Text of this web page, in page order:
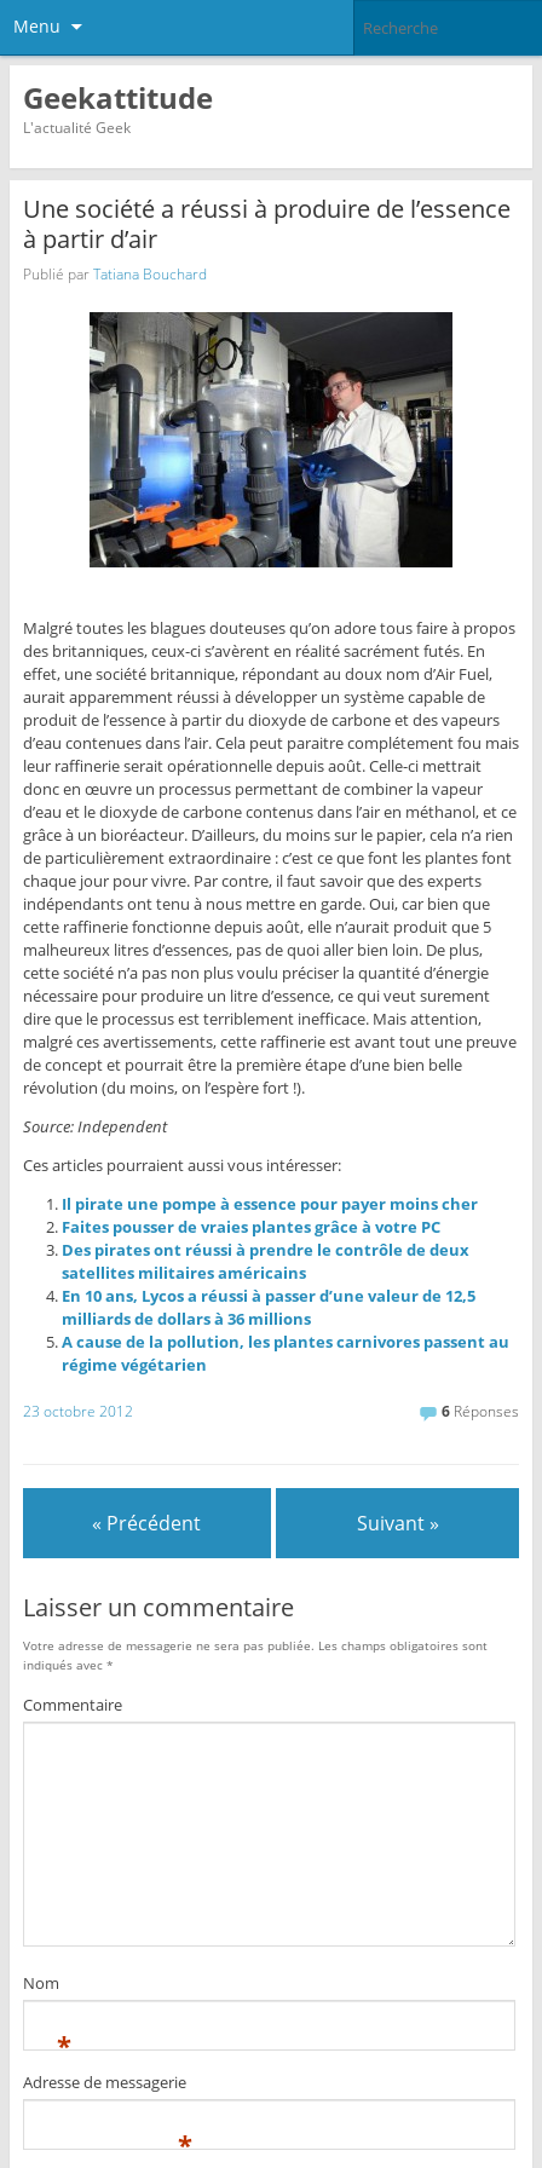
Menu
Geekattitude
L'actualité Geek
Une société a réussi à produire de l’essence
à partir d’air
Publié parTatiana Bouchard
Malgré toutes les blagues douteuses qu’on adore tous faire à propos
des britanniques, ceux-ci s’avèrent en réalité sacrément futés. En
effet, une société britannique, répondant au doux nom d’Air Fuel,
aurait apparemment réussi à développer un système capable de
produit de l’essence à partir du dioxyde de carbone et des vapeurs
d’eau contenues dans l’air. Cela peut paraitre complétement fou mais
leur raffinerie serait opérationnelle depuis août. Celle-ci mettrait
donc en œuvre un processus permettant de combiner la vapeur
d’eau et le dioxyde de carbone contenus dans l’air en méthanol, et ce
grâce à un bioréacteur. D’ailleurs, du moins sur le papier, cela n’a rien
de particulièrement extraordinaire : c’est ce que font les plantes font
chaque jour pour vivre. Par contre, il faut savoir que des experts
indépendants ont tenu à nous mettre en garde. Oui, car bien que
cette raffinerie fonctionne depuis août, elle n’aurait produit que 5
malheureux litres d’essences, pas de quoi aller bien loin. De plus,
cette société n’a pas non plus voulu préciser la quantité d’énergie
nécessaire pour produire un litre d’essence, ce qui veut surement
dire que le processus est terriblement inefficace. Mais attention,
malgré ces avertissements, cette raffinerie est avant tout une preuve
de concept et pourrait être la première étape d’une bien belle
révolution (du moins, on l’espère fort !).
Source: Independent
Ces articles pourraient aussi vous intéresser:
Il pirate une pompe à essence pour payer moins cher
Faites pousser de vraies plantes grâce à votre PC
Des pirates ont réussi à prendre le contrôle de deux
satellites militaires américains
En 10 ans, Lycos a réussi à passer d’une valeur de 12,5
milliards de dollars à 36 millions
A cause de la pollution, les plantes carnivores passent au
régime végétarien
23 octobre 2012 6 Réponses
« Précédent Suivant »
Laisser un commentaire
Votre adresse de messagerie ne sera pas publiée. Les champs obligatoires sont
indiqués avec *
Commentaire
Nom
*
Adresse de messagerie
*